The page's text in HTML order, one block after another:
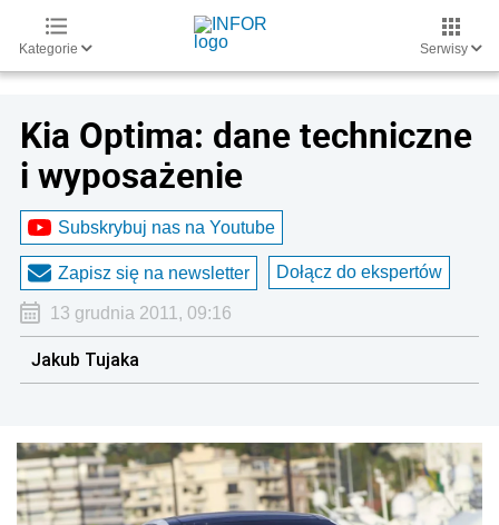
Kategorie Serwisy
Kia Optima: dane techniczne
i wyposażenie
Subskrybuj nas na Youtube
Zapisz się na newsletter Dołącz do ekspertów
13 grudnia 2011, 09:16
Jakub Tujaka